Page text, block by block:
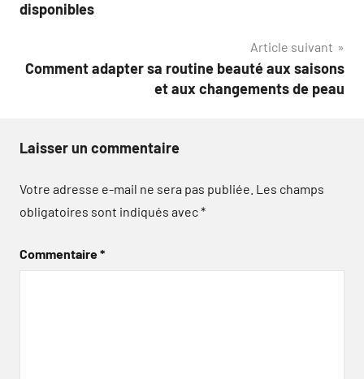
disponibles
Article suivant
Comment adapter sa routine beauté aux saisons
et aux changements de peau
Laisser un commentaire
Votre adresse e-mail ne sera pas publiée. Les champs
obligatoires sont indiqués avec*
Commentaire*